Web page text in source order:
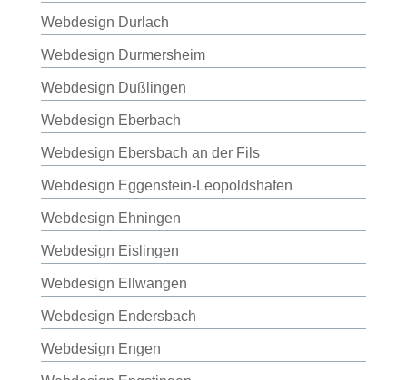
Webdesign Durlach
Webdesign Durmersheim
Webdesign Dußlingen
Webdesign Eberbach
Webdesign Ebersbach an der Fils
Webdesign Eggenstein-Leopoldshafen
Webdesign Ehningen
Webdesign Eislingen
Webdesign Ellwangen
Webdesign Endersbach
Webdesign Engen